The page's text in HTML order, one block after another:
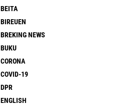
BEITA
BIREUEN
BREKING NEWS
BUKU
CORONA
COVID-19
DPR
ENGLISH